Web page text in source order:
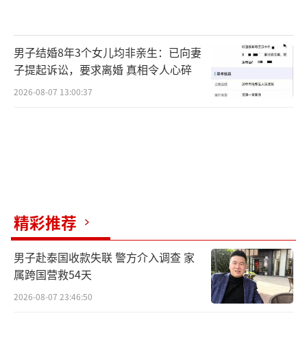
男子结婚8年3个女儿均非亲生：已向妻
子提起诉讼，要求离婚 真相令人心碎
2026-08-07 13:00:37
精彩推荐
男子赴泰国收款失联 警方介入调查 家
属跨国营救54天
2026-08-07 23:46:50